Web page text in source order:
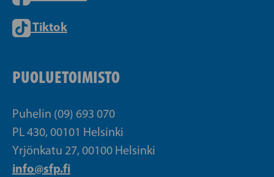
Tiktok
PUOLUETOIMISTO
Puhelin (09) 693 070
PL 430, 00101 Helsinki
Yrjönkatu 27, 00100 Helsinki
info@sfp.fi